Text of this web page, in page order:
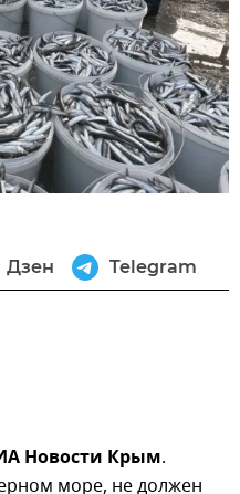
Дзен Telegram
Новости Крым.
море, не должен